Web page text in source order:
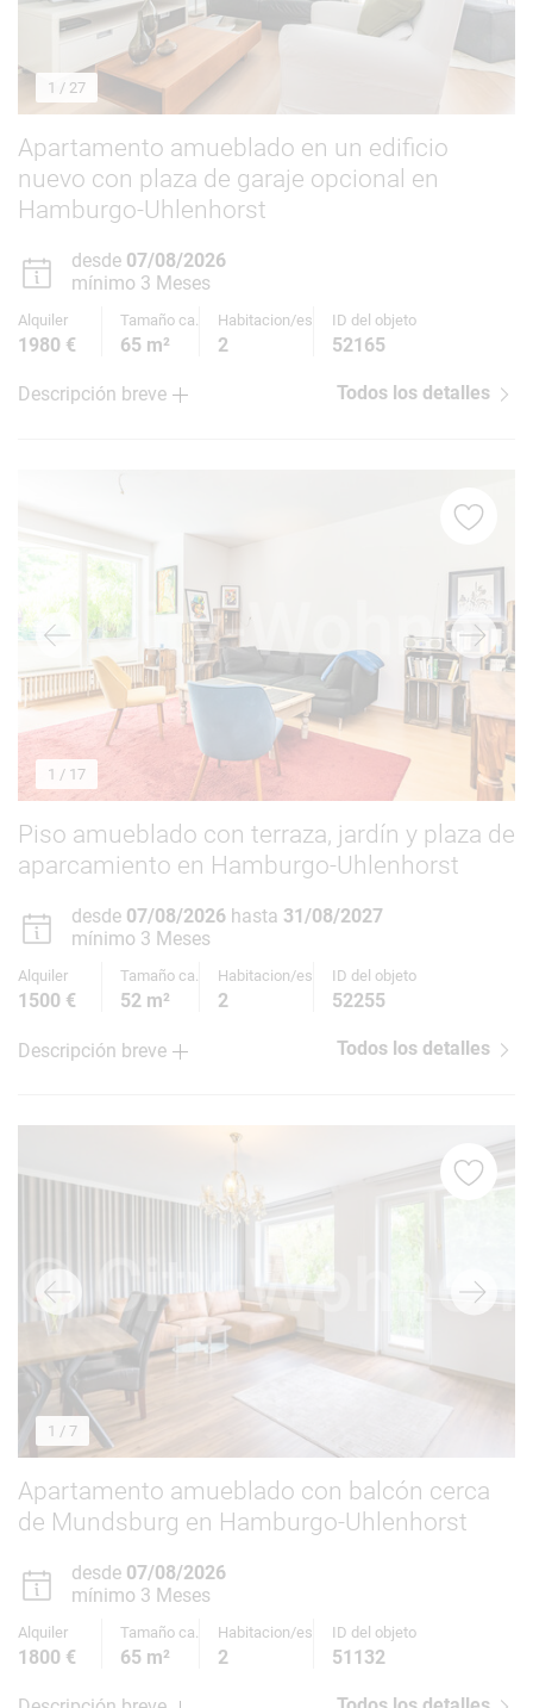
1 / 27
Apartamento amueblado en un edificio
nuevo con plaza de garaje opcional en
Hamburgo-Uhlenhorst
desde 07/08/2026
mínimo 3 Meses
Alquiler Tamaño ca. Habitacion/es ID del objeto
1980 € 65 m² 2 52165
Descripción breve Todos los detalles
1 / 17
Piso amueblado con terraza, jardín y plaza de
aparcamiento en Hamburgo-Uhlenhorst
desde 07/08/2026 hasta 31/08/2027
mínimo 3 Meses
Alquiler Tamaño ca. Habitacion/es ID del objeto
1500 € 52 m² 2 52255
Descripción breve Todos los detalles
1 / 7
Apartamento amueblado con balcón cerca
de Mundsburg en Hamburgo-Uhlenhorst
desde 07/08/2026
mínimo 3 Meses
Alquiler Tamaño ca. Habitacion/es ID del objeto
1800 € 65 m² 2 51132